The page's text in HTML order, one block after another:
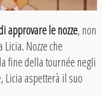
approvare le nozze, non
Nozze che
fine della tournée negli
aspetterà il suo